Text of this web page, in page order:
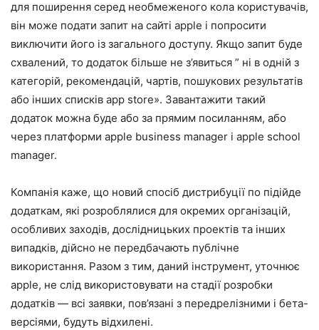
для поширення серед необмеженого кола користувачів,
він може подати запит на сайті apple і попросити
виключити його із загального доступу. Якщо запит буде
схвалений, то додаток більше не з’явиться ” ні в одній з
категорій, рекомендацій, чартів, пошукових результатів
або інших списків app store». Завантажити такий
додаток можна буде або за прямим посиланням, або
через платформи apple business manager і apple school
manager.
Компанія каже, що новий спосіб дистрибуції по підійде
додаткам, які розроблялися для окремих організацій,
особливих заходів, дослідницьких проектів та інших
випадків, дійсно не передбачають публічне
використання. Разом з тим, даний інструмент, уточнює
apple, не слід використовувати на стадії розробки
додатків — всі заявки, пов’язані з передрелізними і бета-
версіями, будуть відхилені.